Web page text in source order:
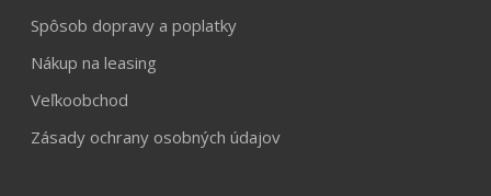
Spôsob dopravy a poplatky
Nákup na leasing
Veľkoobchod
Zásady ochrany osobných údajov